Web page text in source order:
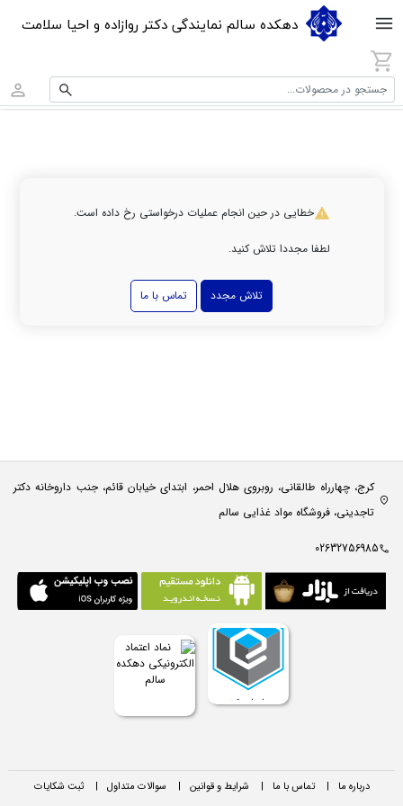
دهکده سالم نمایندگی دکتر روازاده و احیا سلامت
جستجو در محصولات...
خطایی در حین انجام عملیات درخواستی رخ داده است.
لطفا مجددا تلاش کنید.
تلاش مجدد تماس با ما
کرج، چهارراه طالقانی، روبروی هلال احمر، ابتدای خیابان قائم، جنب داروخانه دکتر
تاجدینی، فروشگاه مواد غذایی سالم
02632756985
درباره ما | تماس با ما | شرایط و قوانین | سوالات متداول | ثبت شکایات